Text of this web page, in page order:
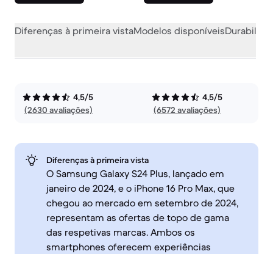
Diferenças à primeira vistaModelos disponíveis
4,5/5
(2630 avaliações)
4,5/5
(6572 avaliações)
Diferenças à primeira vista
O Samsung Galaxy S24 Plus, lançado em
janeiro de 2024, e o iPhone 16 Pro Max, que
chegou ao mercado em setembro de 2024,
representam as ofertas de topo de gama
das respetivas marcas. Ambos os
smartphones oferecem experiências